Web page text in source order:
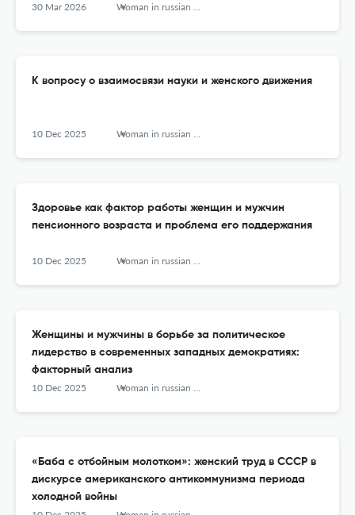
30 Mar 2026 Woman in russian society
К вопросу о взаимосвязи науки и женского движения
10 Dec 2025 Woman in russian society
Здоровье как фактор работы женщин и мужчин
пенсионного возраста и проблема его поддержания
10 Dec 2025 Woman in russian society
Женщины и мужчины в борьбе за политическое
лидерство в современных западных демократиях:
факторный анализ
10 Dec 2025 Woman in russian society
«Баба с отбойным молотком»: женский труд в СССР в
дискурсе американского антикоммунизма периода
холодной войны